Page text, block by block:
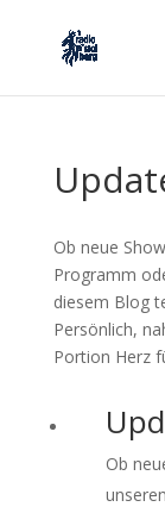
Ob neue
Programm
diesem Blog
Persönlich,
Portion Herz
Ob